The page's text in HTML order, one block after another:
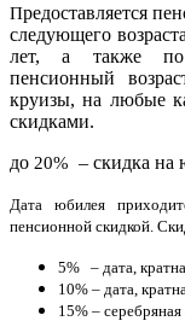
Предоставляется
следующего
лет, а также по
пенсионный
круизы, на любые
скидками.
до 20% – скидка на
Дата юбилея
пенсионной скидкой.
5% – дата,
10% – дата,
15% – серебряная